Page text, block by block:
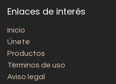
Enlaces de interés
Inicio
Únete
Productos
Términos de uso
Aviso legal